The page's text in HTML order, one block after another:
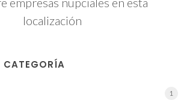
localización
CATEGORÍA
1